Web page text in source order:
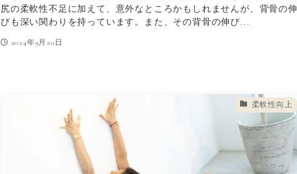
尻の柔軟性不足に加えて、意外なところかもしれませんが、背骨の伸
びも深い関わりを持っています。また、その背骨の伸び...
2024年9月20日
柔軟性向上